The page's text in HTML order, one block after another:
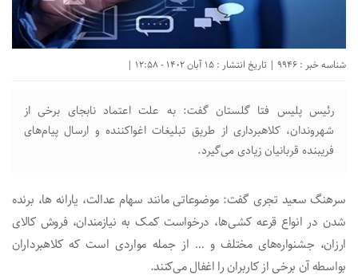
شناسه خبر : 9946 | تاریخ انتشار : 15 آبان 1402 - 12:58 |
رئیس پلیس فتا گلستان گفت: به علت اعتماد نابجای برخی از
شهروندان، کلاهبرداری از طریق تبلیغات اغواکننده و ارسال پیام‌های
فریبنده قربانیان زیادی می‌گیرد.
سرهنگ سعید تجری گفت: موضوعاتی مانند سهام عدالت، یارانه ها، برنده
شدن در انواع قرعه کشی‌ها، درخواست کمک به نیازمندان، فروش کالای
ارزان، جشنواره‌های مختلف و … از جمله مواردی است که کلاهبرداران
بواسطه آن برخی از کاربران را اغفال می‌کنند.